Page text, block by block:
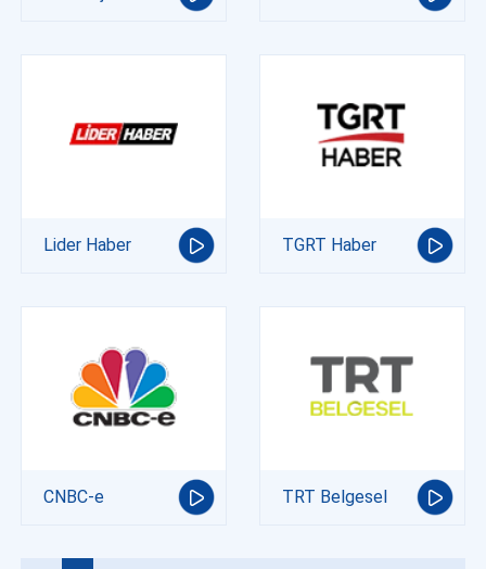
Lider Haber TGRT Haber
CNBC-e TRT Belgesel